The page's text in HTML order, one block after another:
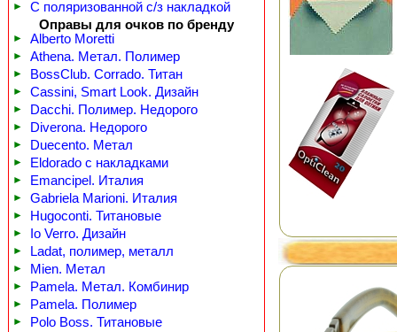
►
С поляризованной с/з накладкой
Оправы для очков по бренду
► Alberto Moretti
► Athena. Метал. Полимер
► BossClub. Corrado. Титан
► Cassini, Smart Look. Дизайн
► Dacchi. Полимер. Недорого
► Diverona. Недорого
► Duecento. Метал
► Eldorado с накладками
► Emancipel. Италия
► Gabriela Marioni. Италия
► Hugoconti. Титановые
► Io Verro. Дизайн
► Ladat, полимер, металл
► Mien. Метал
► Pamela. Метал. Комбинир
► Pamela. Полимер
► Polo Boss. Титановые